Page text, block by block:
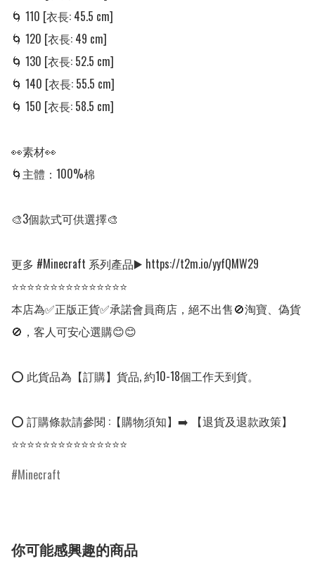
🌀 110 [衣長: 45.5 cm]
🌀 120 [衣長: 49 cm]
🌀 130 [衣長: 52.5 cm]
🌀 140 [衣長: 55.5 cm]
🌀 150 [衣長: 58.5 cm]
👀素材👀
🌀主體：100%棉
🎨3個款式可供選擇🎨
更多 #Minecraft 系列產品▶️ https://t2m.io/yyfQMW29
⭐⭐⭐⭐⭐⭐⭐⭐⭐⭐⭐⭐⭐⭐⭐
本店為✅正版正貨✅承諾會員商店，絕不出售🚫淘寶、偽貨
🚫，客人可安心選購😊😊
⭕ 此貨品為【訂購】貨品, 約10-18個工作天到貨。
⭕ 訂購條款請參閱 :【購物須知】➡️ 【退貨及退款政策】
⭐⭐⭐⭐⭐⭐⭐⭐⭐⭐⭐⭐⭐⭐⭐
Minecraft
你可能感興趣的商品